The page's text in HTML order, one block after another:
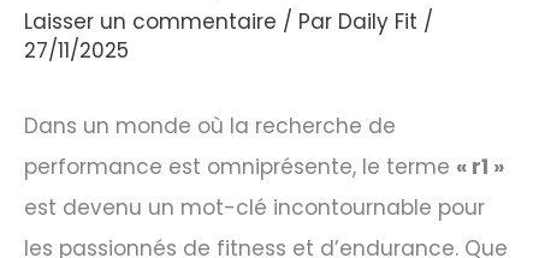
Laisser un commentaire / Par Daily Fit /
27/11/2025
Dans un monde où la recherche de
performance est omniprésente, le terme « r1 »
est devenu un mot-clé incontournable pour
les passionnés de fitness et d’endurance. Que